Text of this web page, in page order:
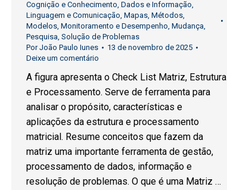
Cognição e Conhecimento, Dados e Informação,
Linguagem e Comunicação, Mapas, Métodos,
Modelos, Monitoramento e Desempenho, Mudança,
Pesquisa, Solução de Problemas
PorJoão Paulo Iunes
13 de novembro de 2025
Deixe um comentário
A figura apresenta o Check List Matriz, Estrutura
e Processamento. Serve de ferramenta para
analisar o propósito, características e
aplicações da estrutura e processamento
matricial. Resume conceitos que fazem da
matriz uma importante ferramenta de gestão,
processamento de dados, informação e
resolução de problemas. O que é uma Matriz …